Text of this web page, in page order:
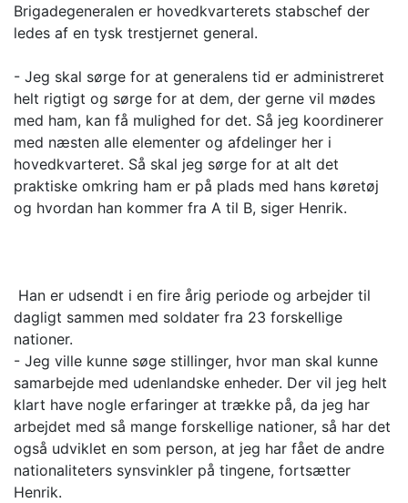
Brigadegeneralen er hovedkvarterets stabschef der
ledes af en tysk trestjernet general.
- Jeg skal sørge for at generalens tid er administreret
helt rigtigt og sørge for at dem, der gerne vil mødes
med ham, kan få mulighed for det. Så jeg koordinerer
med næsten alle elementer og afdelinger her i
hovedkvarteret. Så skal jeg sørge for at alt det
praktiske omkring ham er på plads med hans køretøj
og hvordan han kommer fra A til B, siger Henrik.
Han er udsendt i en fire årig periode og arbejder til
dagligt sammen med soldater fra 23 forskellige
nationer.
- Jeg ville kunne søge stillinger, hvor man skal kunne
samarbejde med udenlandske enheder. Der vil jeg helt
klart have nogle erfaringer at trække på, da jeg har
arbejdet med så mange forskellige nationer, så har det
også udviklet en som person, at jeg har fået de andre
nationaliteters synsvinkler på tingene, fortsætter
Henrik.